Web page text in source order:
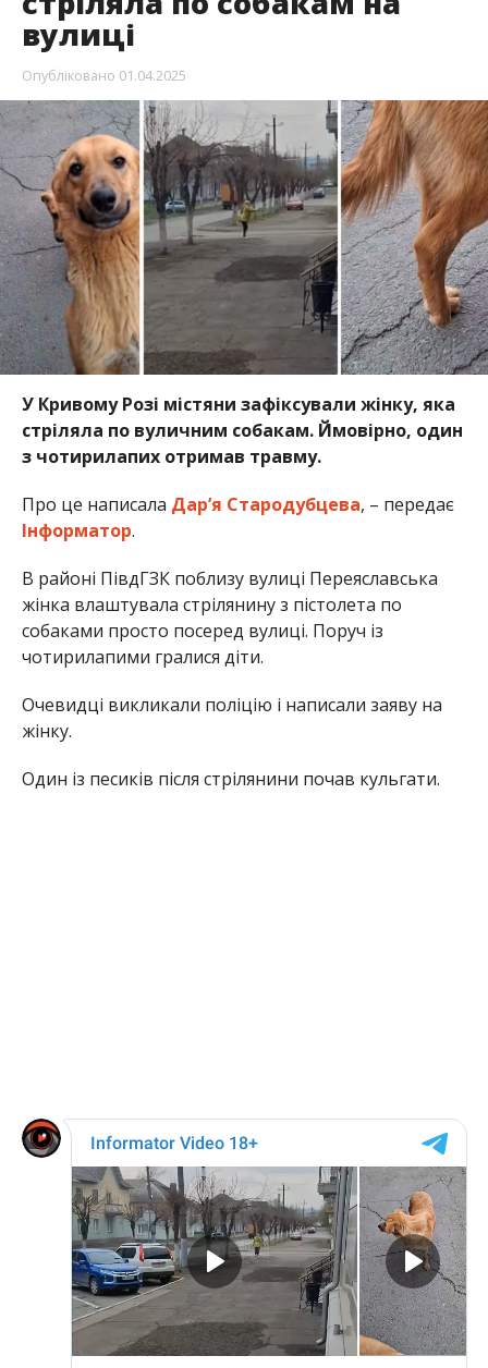
вулиці
Опубліковано 01.04.2025
У Кривому Розі містяни зафіксували жінку, яка
стріляла по вуличним собакам. Ймовірно, один
з чотирилапих отримав травму.
Про це написала Дарʼя Стародубцева, – передає
Інформатор.
В районі ПівдГЗК поблизу вулиці Переяславська
жінка влаштувала стрілянину з пістолета по
собаками просто посеред вулиці. Поруч із
чотирилапими гралися діти.
Очевидці викликали поліцію і написали заяву на
жінку.
Один із песиків після стрілянини почав кульгати.